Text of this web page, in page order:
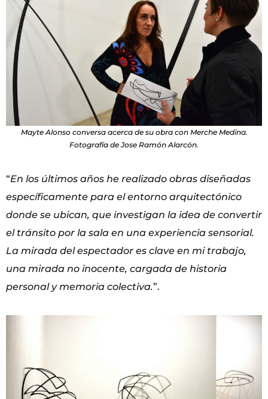
Mayte Alonso conversa acerca de su obra con Merche Medina.
Fotografía de Jose Ramón Alarcón.
“En los últimos años he realizado obras diseñadas
específicamente para el entorno arquitectónico
donde se ubican, que investigan la idea de convertir
el tránsito por la sala en una experiencia sensorial.
La mirada del espectador es clave en mi trabajo,
una mirada no inocente, cargada de historia
personal y memoria colectiva.”.